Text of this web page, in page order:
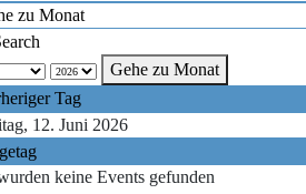
zu Monat
Gehe zu Monat
Tag
12. Juni 2026
keine Events gefunden